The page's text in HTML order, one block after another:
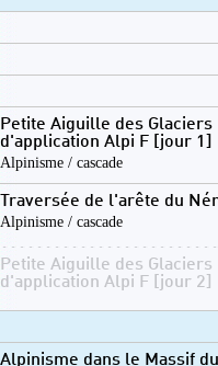
Petite Aiguille des
d'application Alpi F [jour 1]
Alpinisme / cascade
Traversée de l'arête du
Alpinisme / cascade
Petite Aiguille des
d'application Alpi F [jour 2]
Alpinisme dans le Massif